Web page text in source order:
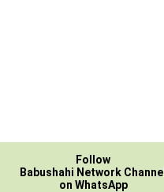
Follow
Babushahi Network Channel
on WhatsApp